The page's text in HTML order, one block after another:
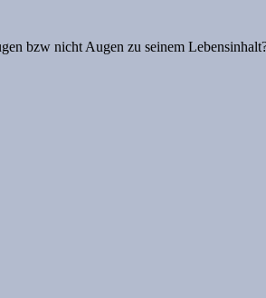
bzw nicht Augen zu seinem